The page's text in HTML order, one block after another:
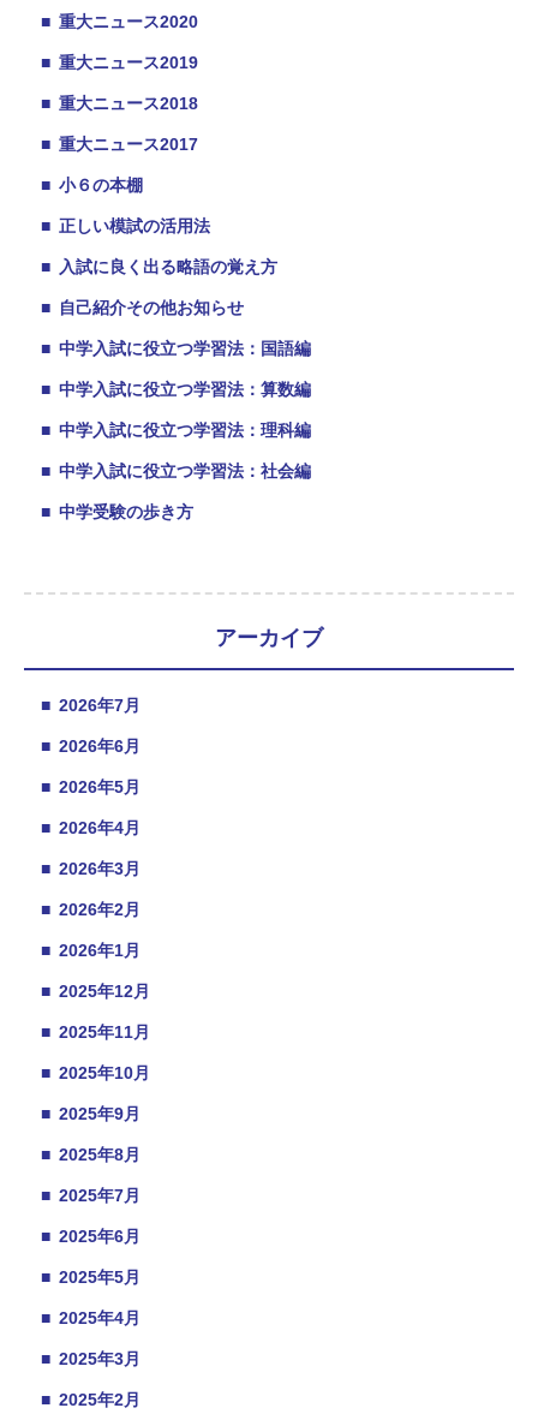
■ 重大ニュース2020
■ 重大ニュース2019
■ 重大ニュース2018
■ 重大ニュース2017
■ 小６の本棚
■ 正しい模試の活用法
■ 入試に良く出る略語の覚え方
■ 自己紹介その他お知らせ
■ 中学入試に役立つ学習法：国語編
■ 中学入試に役立つ学習法：算数編
■ 中学入試に役立つ学習法：理科編
■ 中学入試に役立つ学習法：社会編
■ 中学受験の歩き方
アーカイブ
■ 2026年7月
■ 2026年6月
■ 2026年5月
■ 2026年4月
■ 2026年3月
■ 2026年2月
■ 2026年1月
■ 2025年12月
■ 2025年11月
■ 2025年10月
■ 2025年9月
■ 2025年8月
■ 2025年7月
■ 2025年6月
■ 2025年5月
■ 2025年4月
■ 2025年3月
■ 2025年2月